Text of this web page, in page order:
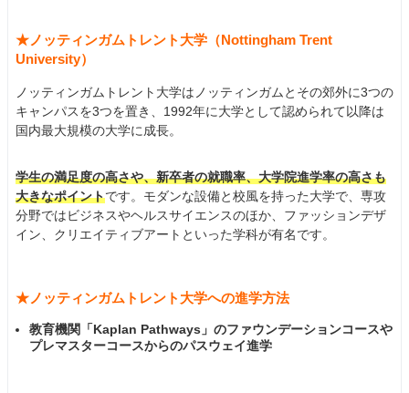
★ノッティンガムトレント大学（Nottingham Trent
University）
ノッティンガムトレント大学はノッティンガムとその郊外に3つの
キャンパスを3つを置き、1992年に大学として認められて以降は
国内最大規模の大学に成長。
学生の満足度の高さや、新卒者の就職率、大学院進学率の高さも
大きなポイントです。モダンな設備と校風を持った大学で、専攻
分野ではビジネスやヘルスサイエンスのほか、ファッションデザ
イン、クリエイティブアートといった学科が有名です。
★ノッティンガムトレント大学への進学方法
教育機関「Kaplan Pathways」のファウンデーションコースや
プレマスターコースからのパスウェイ進学